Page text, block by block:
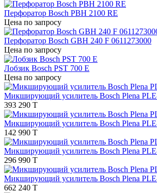
Перфоратор Bosch PBH 2100 RE
Цена по запросу
Перфоратор Bosch GBH 240 F 0611273000
Цена по запросу
Лобзик Bosch PST 700 E
Цена по запросу
Микширующий усилитель Bosch Plena
393 290 T
Микширующий усилитель Bosch Plena
142 990 T
Микширующий усилитель Bosch Plena
296 990 T
Микширующий усилитель Bosch Plena
662 240 T